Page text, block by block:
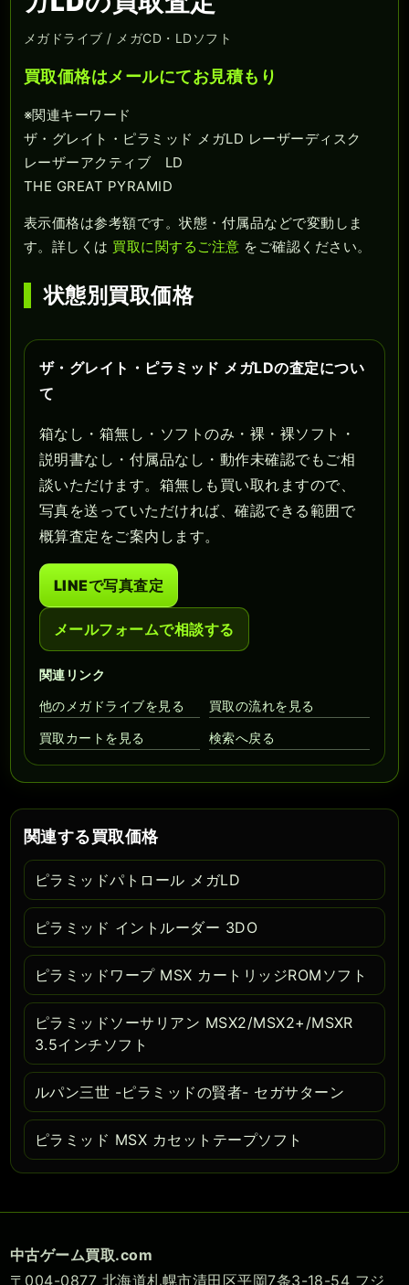
メガドライブ / メガCD・LDソフト
買取価格はメールにてお見積もり
※関連キーワード
ザ・グレイト・ピラミッド メガLD レーザーディスク
レーザーアクティブ LD
THE GREAT PYRAMID
表示価格は参考額です。状態・付属品などで変動しま
す。詳しくは 買取に関するご注意 をご確認ください。
状態別買取価格
ザ・グレイト・ピラミッド メガLDの査定につい
て
箱なし・箱無し・ソフトのみ・裸・裸ソフト・
説明書なし・付属品なし・動作未確認でもご相
談いただけます。箱無しも買い取れますので、
写真を送っていただければ、確認できる範囲で
概算査定をご案内します。
LINEで写真査定
メールフォームで相談する
関連リンク
他のメガドライブを見る
買取の流れを見る
買取カートを見る 検索へ戻る
関連する買取価格
ピラミッドパトロール メガLD
ピラミッド イントルーダー 3DO
ピラミッドワープ MSX カートリッジROMソフト
ピラミッドソーサリアン MSX2/MSX2+/MSXR
3.5インチソフト
ルパン三世 -ピラミッドの賢者- セガサターン
ピラミッド MSX カセットテープソフト
中古ゲーム買取.com
〒004-0877 北海道札幌市清田区平岡7条3-18-54 フジ